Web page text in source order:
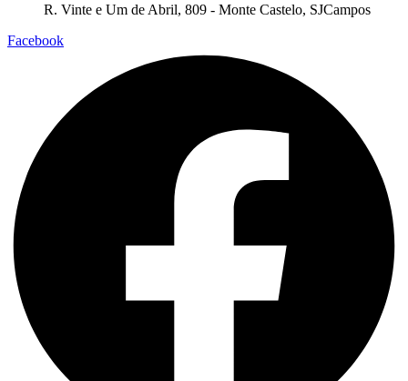
R. Vinte e Um de Abril, 809 - Monte Castelo, SJCampos
Facebook